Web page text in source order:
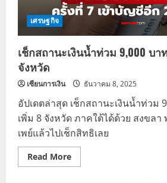
เศรษฐกิจ
เช็กสถานะเงินน้ำท่วม 9,000 บา
จังหวัด
เซียนการเงิน ธันวาคม 8, 2025
อัปเดตล่าสุด เช็กสถานะเงินน้ำท่วม
เพิ่ม 8 จังหวัด ภาคใต้ได้ด้วย สงขล
เพย์แล้วไปเช็กสิทธิเลย
Read MoreRead
more